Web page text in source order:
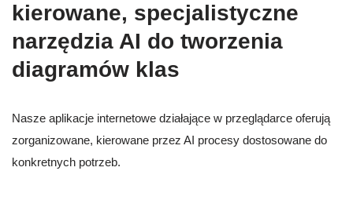
kierowane, specjalistyczne
narzędzia AI do tworzenia
diagramów klas
Nasze aplikacje internetowe działające w przeglądarce oferują
zorganizowane, kierowane przez AI procesy dostosowane do
konkretnych potrzeb.